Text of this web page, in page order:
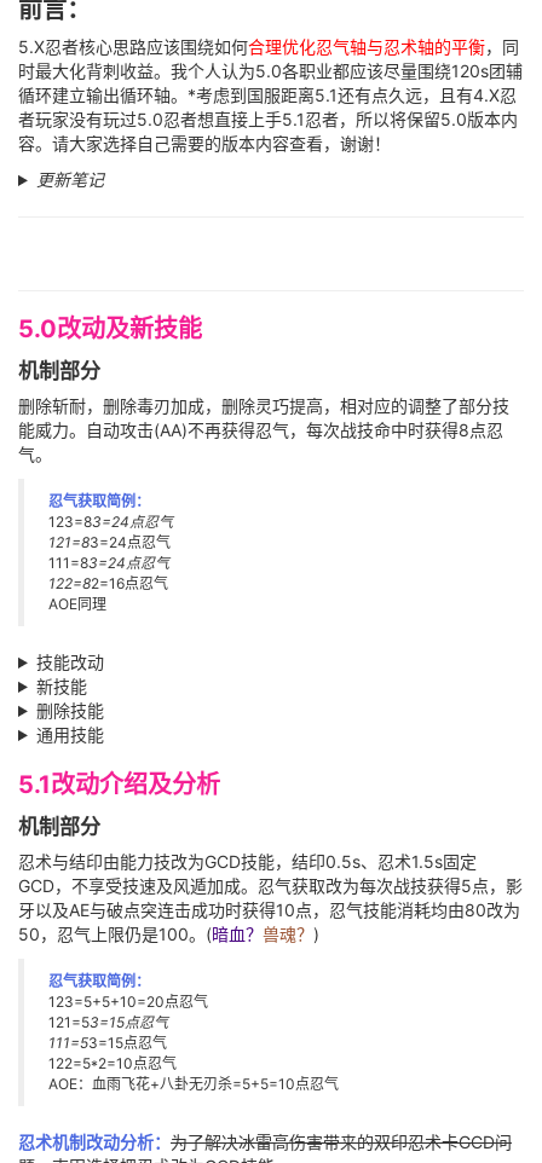
前言：
5.X忍者核心思路应该围绕如何合理优化忍气轴与忍术轴的平衡，同
时最大化背刺收益。我个人认为5.0各职业都应该尽量围绕120s团辅
循环建立输出循环轴。*考虑到国服距离5.1还有点久远，且有4.X忍
者玩家没有玩过5.0忍者想直接上手5.1忍者，所以将保留5.0版本内
容。请大家选择自己需要的版本内容查看，谢谢！
更新笔记
5.0改动及新技能
机制部分
删除斩耐，删除毒刃加成，删除灵巧提高，相对应的调整了部分技
能威力。自动攻击(AA)不再获得忍气，每次战技命中时获得8点忍
气。
忍气获取简例：
123=83=24点忍气
121=83=24点忍气
111=83=24点忍气
122=82=16点忍气
AOE同理
技能改动
新技能
删除技能
通用技能
5.1改动介绍及分析
机制部分
忍术与结印由能力技改为GCD技能，结印0.5s、忍术1.5s固定
GCD，不享受技速及风遁加成。忍气获取改为每次战技获得5点，影
牙以及AE与破点突连击成功时获得10点，忍气技能消耗均由80改为
50，忍气上限仍是100。(暗血？ 兽魂？ )
忍气获取简例：
123=5+5+10=20点忍气
121=53=15点忍气
111=53=15点忍气
122=5*2=10点忍气
AOE：血雨飞花+八卦无刃杀=5+5=10点忍气
忍术机制改动分析： 为了解决冰雷高伤害带来的双印忍术卡GCD问